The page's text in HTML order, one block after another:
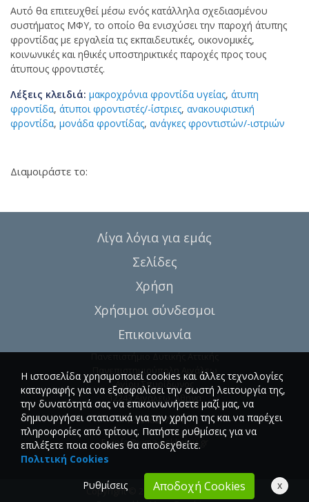
Αυτό θα επιτευχθεί μέσω ενός κατάλληλα σχεδιασμένου
συστήματος ΜΦΥ, το οποίο θα ενισχύσει την παροχή άτυπης
φροντίδας με εργαλεία τις εκπαιδευτικές, οικονομικές,
κοινωνικές και ηθικές υποστηρικτικές παροχές προς τους
άτυπους φροντιστές.
Λέξεις κλειδιά: μακροχρόνια φροντίδα υγείας, άτυπη
φροντίδα, άτυποι φροντιστές/-ίστριες, ανακουφιστική
φροντίδα, μονάδα φροντίδας, ανάγκες φροντιστών/-ιστριών
Διαμοιράστε το:
Λίγα λόγια για εμάς
Σελίδες
Χρήση
Χρήσιμοι σύνδεσμοι
Επικοινωνία
Πανεπιστήμιο Δυτικής Αττικής
Πανεπιστημιούπολη Αιγάλεω
Αγίου Σπυρίδωνος
12243 Αιγάλεω, Αθήνα
T.:6946857254
E.:info@vima-asklipiou.gr
Copyright © 2026 Vima Asklipiou.
Η ιστοσελίδα χρησιμοποιεί cookies και άλλες τεχνολογίες
καταγραφής για να εξασφαλίσει την σωστή λειτουργία της,
την δυνατότητά σας να επικοινωνήσετε μαζί μας, να
δημιουργήσει στατιστικά για την χρήση της και να παρέχει
πληροφορίες από τρίτους. Πατήστε ρυθμίσεις για να
επιλέξετε ποια cookies θα αποδεχθείτε.
Πολιτική Cookies
Ρυθμίσεις
Αποδοχή Cookies x